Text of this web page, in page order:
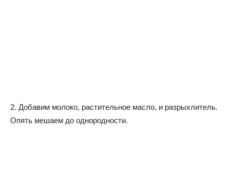
2. Добавим молоко, растительное масло, и разрыхлитель.
Опять мешаем до однородности.